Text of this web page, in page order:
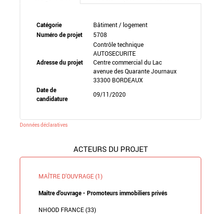
Catégorie
Bâtiment / logement
Numéro de projet
5708
Adresse du projet
Contrôle technique
AUTOSECURITE
Centre commercial du Lac
avenue des Quarante Journaux
33300 BORDEAUX
Date de
candidature
09/11/2020
Données déclaratives
ACTEURS DU PROJET
MAÎTRE D'OUVRAGE (1)
Maître d'ouvrage - Promoteurs immobiliers privés
NHOOD FRANCE (33)